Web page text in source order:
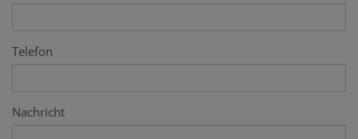
Telefon
Nachricht